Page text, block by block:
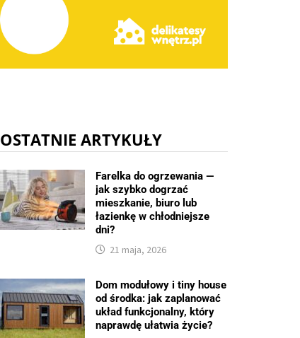
OSTATNIE ARTYKUŁY
Farelka do ogrzewania —
jak szybko dogrzać
mieszkanie, biuro lub
łazienkę w chłodniejsze
dni?
21 maja, 2026
Dom modułowy i tiny house
od środka: jak zaplanować
układ funkcjonalny, który
naprawdę ułatwia życie?